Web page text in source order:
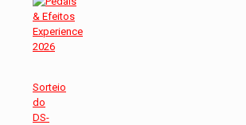
Sorteio
do
DS-